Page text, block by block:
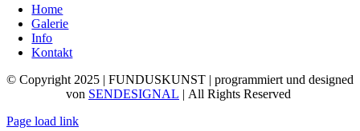
Home
Galerie
Info
Kontakt
© Copyright 2025 | FUNDUSKUNST | programmiert und designed
von SENDESIGNAL | All Rights Reserved
Page load link